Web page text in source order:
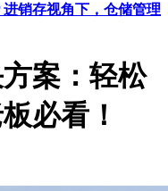
销存视角下，仓储管理
案：轻松
必看！